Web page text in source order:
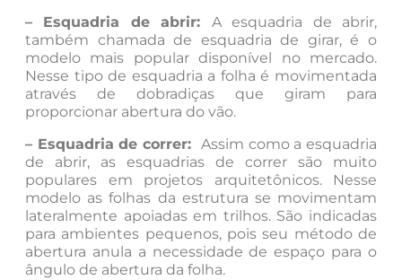
– Esquadria de abrir: A esquadria de abrir,
também chamada de esquadria de girar, é o
modelo mais popular disponível no mercado.
Nesse tipo de esquadria a folha é movimentada
através de dobradiças que giram para
proporcionar abertura do vão.
– Esquadria de correr:Assim como a esquadria
de abrir, as esquadrias de correr são muito
populares em projetos arquitetônicos. Nesse
modelo as folhas da estrutura se movimentam
lateralmente apoiadas em trilhos. São indicadas
para ambientes pequenos, pois seu método de
abertura anula a necessidade de espaço para o
ângulo de abertura da folha.